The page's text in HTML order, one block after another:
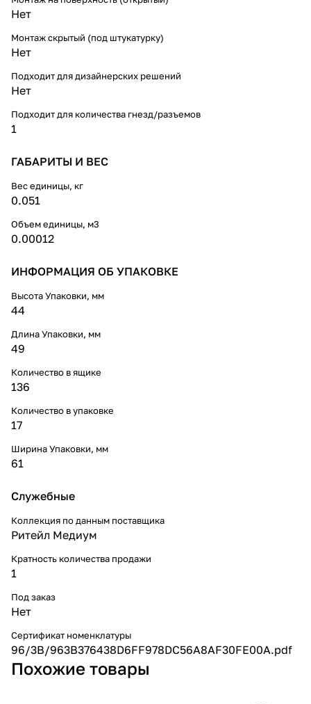
Нет
Монтаж скрытый (под штукатурку)
Нет
Подходит для дизайнерских решений
Нет
Подходит для количества гнезд/разъемов
1
ГАБАРИТЫ И ВЕС
Вес единицы, кг
0.051
Объем единицы, м3
0.00012
ИНФОРМАЦИЯ ОБ УПАКОВКЕ
Высота Упаковки, мм
44
Длина Упаковки, мм
49
Количество в ящике
136
Количество в упаковке
17
Ширина Упаковки, мм
61
Служебные
Коллекция по данным поставщика
Ритейл Медиум
Кратность количества продажи
1
Под заказ
Нет
Сертификат номенклатуры
96/3B/963B376438D6FF978DC56A8AF30FE00A.pdf
Похожие товары